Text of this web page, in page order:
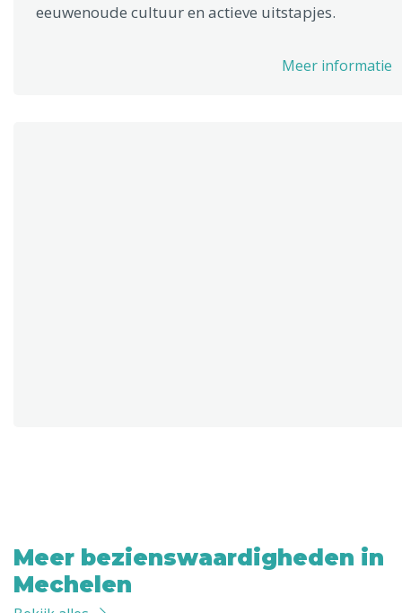
eeuwenoude cultuur en actieve uitstapjes.
Meer informatie
Meer bezienswaardigheden in
Mechelen